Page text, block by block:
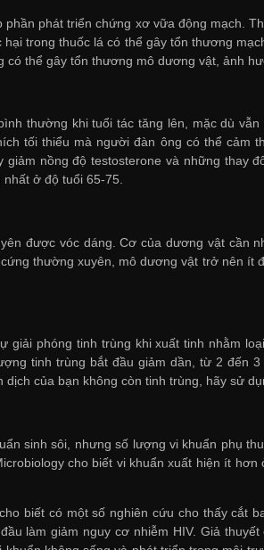
phát triển chứng xơ vữa động mạch.
trong thuốc lá có thể gây tổn thương
thể gây tổn thương mô dương vật, ảnh
thường khi tuổi tác tăng lên, mặc dù
tối thiểu mà người đàn ông có thể cảm
nồng độ testosterone và những thay
nhất ở độ tuổi 65-75.
được vóc dáng. Cơ của dương vật cần
thường xuyên, mô dương vật trở nên ít
giải phóng tinh trùng khi xuất tinh nhằm
tinh trùng bắt đầu giảm dần, từ 2 đến
của bạn không còn tinh trùng, hãy sử
sinh sôi, nhưng số lượng vi khuẩn phụ
cho biết vi khuẩn xuất hiện ít
biết có một số nghiên cứu cho thấy cắt
làm giảm nguy cơ nhiễm HIV. Giả